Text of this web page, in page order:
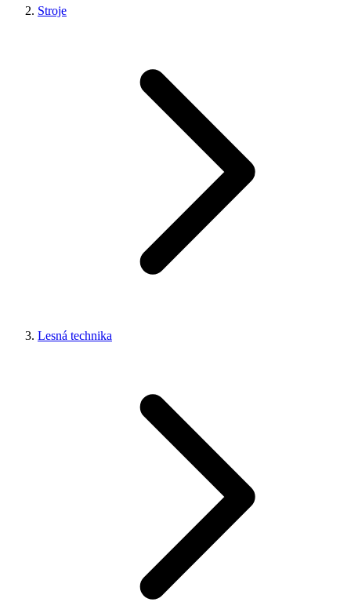
Stroje
Lesná technika